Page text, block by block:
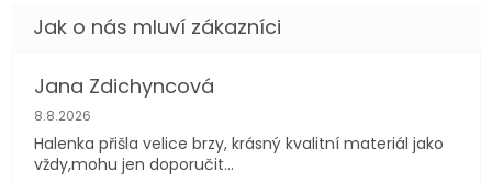
Jana Zdichyncová
Hodnocení obchodu je 5 z 5 hvězdiček.
8.8.2026
Halenka přišla velice brzy, krásný kvalitní materiál jako
vždy,mohu jen doporučit...